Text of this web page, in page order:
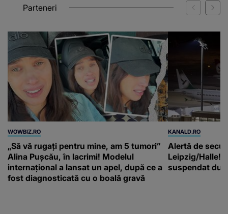
Parteneri
WOWBIZ.RO
„Să vă rugați pentru mine, am 5 tumori”
Alina Pușcău, în lacrimi! Modelul
internațional a lansat un apel, după ce a
fost diagnosticată cu o boală gravă
KANALD.RO
Alertă de
Leipzig/Halle!
suspendat